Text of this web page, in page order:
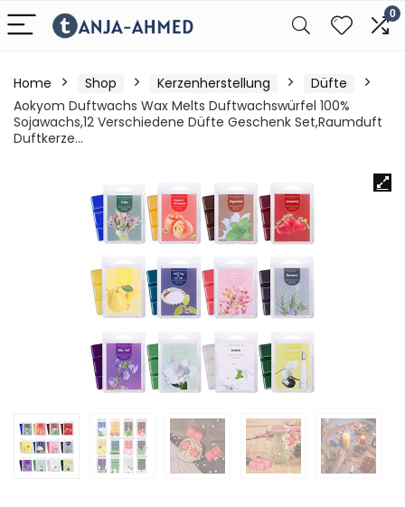
0
Home Shop Kerzenherstellung
Düfte
Aokyom Duftwachs Wax Melts Duftwachswürfel 100%
Sojawachs,12 Verschiedene Düfte Geschenk Set,Raumduft
Duftkerze…